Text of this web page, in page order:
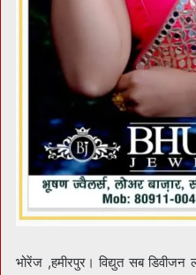
भोरेंज ,हमीरपुर। विद्युत सब